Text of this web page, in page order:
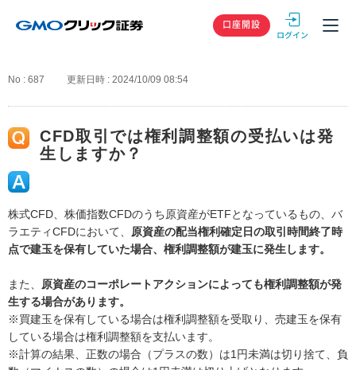
GMOクリック
口座開設
No : 687 更新日時 : 2024/10/09 08:54
CFD取引では権利調整額の受払いは発
生しますか？
株式CFD、株価指数CFDのうち原資産がETFとなっているもの、バ
ラエティCFDにおいて、 原資産の配当権利確定日の取引時間終了時
点で建玉を保有していた場合、権利調整額が建玉に発生します。
また、 原資産のコーポレートアクションによっても権利調整額が発
生する場合があります。
※買建玉を保有している場合は権利調整額を受取り、売建玉を保有
している場合は権利調整額を支払います。
※計算の結果、正数の場合（プラスの数）は1円未満は切り捨て、負